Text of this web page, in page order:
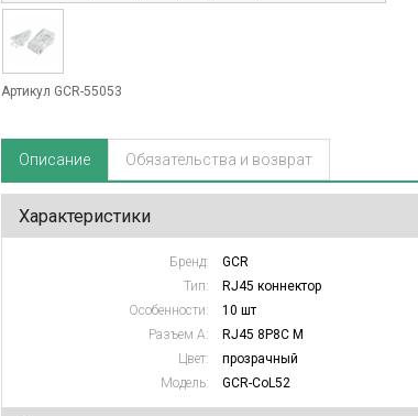
Артикул GCR-55053
Описание Обязательства и возврат
Характеристики
Бренд:
GCR
Тип:
RJ45 коннектор
Особенности:
10 шт
Разъем А:
RJ45 8P8C M
Цвет:
прозрачный
Модель:
GCR-CoL52